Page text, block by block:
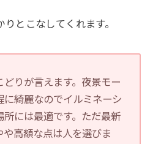
とこなしてくれます。
りが言えます。夜景モー
に綺麗なのでイルミネーシ
所には最適です。ただ最新
高額な点は人を選びま